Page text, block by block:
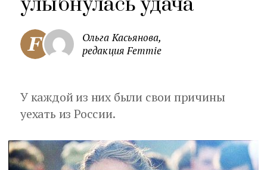
Ольга Касьянова,
редакция Femmie
У каждой из них были свои причины
уехать из России.